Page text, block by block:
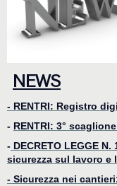
NEWS
- RENTRI: Registro
- RENTRI: 3°
- DECRETO LEGGE
sicurezza sul lavoro e
- Sicurezza nei cantieri: